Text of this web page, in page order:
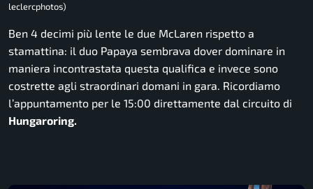
leclercphotos)
Ben 4 decimi più lente le due McLaren rispetto a
stamattina: il duo Papaya sembrava dover dominare in
maniera incontrastata questa qualifica e invece sono
costrette agli straordinari domani in gara. Ricordiamo
l’appuntamento per le 15:00 direttamente dal circuito di
Hungaroring.